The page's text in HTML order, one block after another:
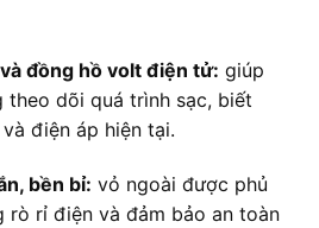
đồng hồ volt điện tử: giúp
theo dõi quá trình sạc, biết
điện áp hiện tại.
bền bỉ: vỏ ngoài được phủ
rò rỉ điện và đảm bảo an toàn